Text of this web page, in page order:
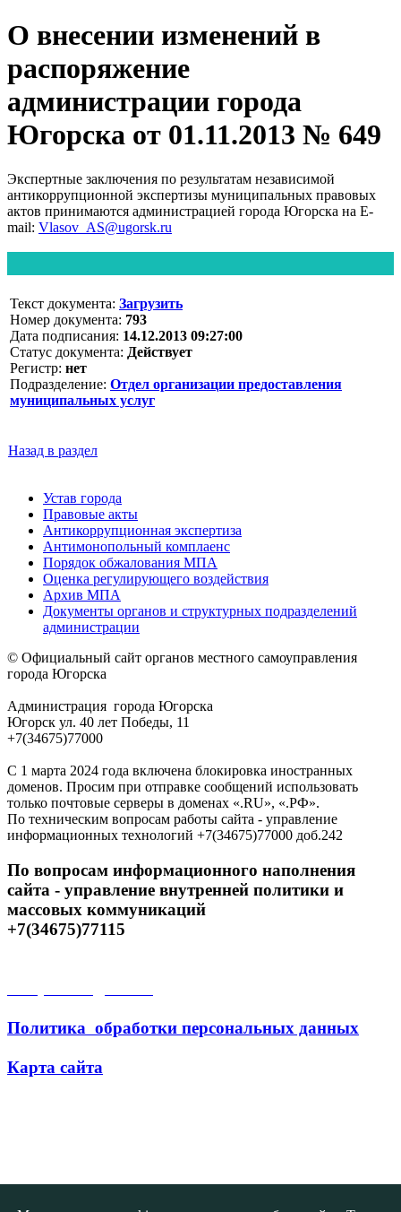
О внесении изменений в
распоряжение
администрации города
Югорска от 01.11.2013 № 649
Экспертные заключения по результатам независимой
антикоррупционной экспертизы муниципальных правовых
актов принимаются администрацией города Югорска на E-
mail: Vlasov_AS@ugorsk.ru
Текст документа: Загрузить
Номер документа: 793
Дата подписания: 14.12.2013 09:27:00
Статус документа: Действует
Регистр: нет
Подразделение: Отдел организации предоставления
муниципальных услуг
Назад в раздел
Устав города
Правовые акты
Антикоррупционная экспертиза
Антимонопольный комплаенс
Порядок обжалования МПА
Оценка регулирующего воздействия
Архив МПА
Документы органов и структурных подразделений
администрации
© Официальный сайт органов местного самоуправления
города Югорска
Администрация города Югорска
Югорск ул. 40 лет Победы, 11
+7(34675)77000
С 1 марта 2024 года включена блокировка иностранных
доменов. Просим при отправке сообщений использовать
только почтовые серверы в доменах «.RU», «.РФ».
По техническим вопросам работы сайта - управление
информационных технологий +7(34675)77000 доб.242
По вопросам информационного наполнения
сайта - управление внутренней политики и
массовых коммуникаций
+7(34675)77115
Политика обработки персональных данных
Карта сайта